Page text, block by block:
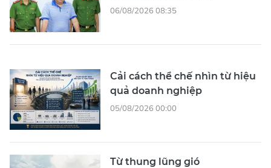
06/08/2026 08:35
Cải cách thể chế nhìn từ hiệu
quả doanh nghiệp
05/08/2026 00:00
Từ thung lũng gió